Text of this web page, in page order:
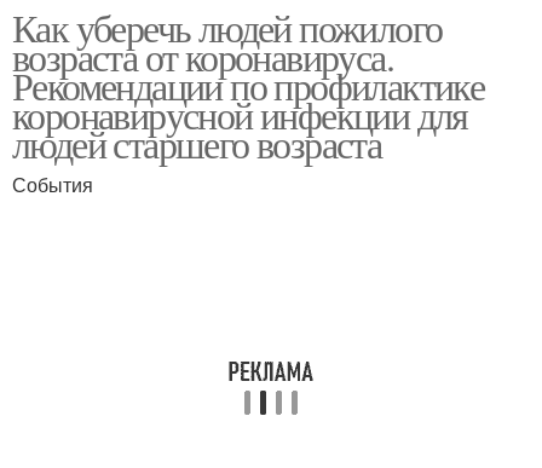
Как уберечь людей пожилого
возраста от коронавируса.
Рекомендации по профилактике
коронавирусной инфекции для
людей старшего возраста
События